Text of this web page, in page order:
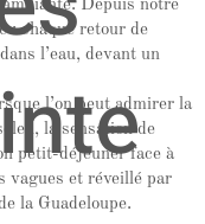
Depuis notre
: chaque retour de
l’eau, devant un
l’on peut admirer la
la sensation de
petit-déjeuner face à
vagues et réveillé par
la Guadeloupe.